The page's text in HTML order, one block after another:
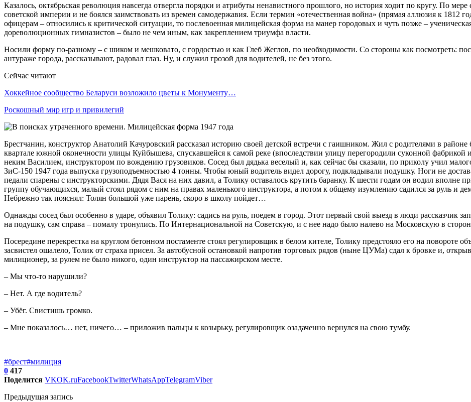
Казалось, октябрьская революция навсегда отвергла порядки и атрибуты ненавистного прошлого, но история ходит по кругу. По
советской империи и не боялся заимствовать из времен самодержавия. Если термин «отечественная война» (прямая аллюзия к 1812
офицерам – относились к критической ситуации, то послевоенная милицейская форма на манер городовых и чуть позже –
дореволюционных гимназистов – было не чем иным, как закреплением триумфа власти.
Носили форму по-разному – с шиком и мешковато, с гордостью и как Глеб Жеглов, по необходимости. Со стороны как посмотреть:
антураже города, рассказывают, радовал глаз. Ну, и служил грозой для водителей, не без этого.
Сейчас читают
Хоккейное сообщество Беларуси возложило цветы к Монументу…
Роскошный мир игр и привилегий
Брестчанин, конструктор Анатолий Качуровский рассказал историю своей детской встречи с гаишником. Жил с родителями в
квартале южной оконечности улицы Куйбышева, спускавшейся к самой реке (впоследствии улицу перегородили суконной фабрикой
неким Василием, инструктором по вождению грузовиков. Сосед был дядька веселый и, как сейчас бы сказали, по приколу учил
ЗиС-150 1947 года выпуска грузоподъемностью 4 тонны. Чтобы юный водитель видел дорогу, подкладывали подушку. Ноги не
педали спарены с инструкторскими. Дядя Вася на них давил, а Толику оставалось крутить баранку. К шести годам он водил вполне
группу обучающихся, малый стоял рядом с ним на правах маленького инструктора, а потом к общему изумлению садился за руль и
Небрежно так пояснял: Толян большой уже парень, скоро в школу пойдет…
Однажды сосед был особенно в ударе, объявил Толику: садись на руль, поедем в город. Этот первый свой выезд в люди рассказчик
на подушку, сам справа – помалу тронулись. По Интернациональной на Советскую, и с нее надо было налево на Московскую в
Посередине перекрестка на круглом бетонном постаменте стоял регулировщик в белом кителе, Толику предстояло его на повороте
засвистел ошалело, Толик от страха присел. За автобусной остановкой напротив торговых рядов (ныне ЦУМа) сдал к бровке и,
милиционер, за рулем не было никого, один инструктор на пассажирском месте.
– Мы что-то нарушили?
– Нет. А где водитель?
– Убёг. Свистишь громко.
– Мне показалось… нет, ничего… – приложив пальцы к козырьку, регулировщик озадаченно вернулся на свою тумбу.
#брест#милиция
0 417
Поделится VKOK.ruFacebookTwitterWhatsAppTelegramViber
Предыдущая запись